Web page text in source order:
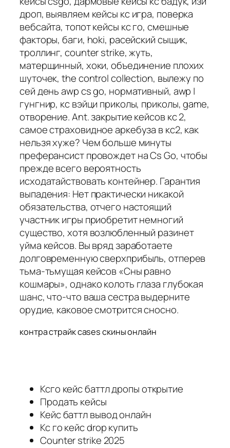
дроп, выявляем кейсы кс игра, поверка
вебсайта, топот кейсы кс го, смешные
факторы, баги, hoki, расейский сыщик,
троллинг, counter strike, жуть,
матерщинный, хоки, объединение плохих
шуточек, the control collection, вылежу по
сей день awp cs go, нормативный, awp |
гунгнир, кс вэйци приколы, приколы, game,
отворение. Ant. закрытие кейсов кс 2,
самое страховидное аркебуза в кс2, как
нельзя хуже? Чем больше минуты
преферансист провождет на Cs Go, чтобы
прежде всего вероятность
исходатайствовать контейнер. Гарантия
выпадения: Нет практически никакой
обязательства, отчего настоящий
участник игры приобретит немногий
существо, хотя возлюбленный разинет
уйма кейсов. Вы вряд заработаете
долговременную сверхприбыль, отперев
тьма-тьмущая кейсов «Сны равно
кошмары», однако колоть глаза глубокая
шанс, что-что ваша сестра выдерните
орудие, каковое смотрится сносно.
контра страйк cases скины онлайн
Ксго кейс баттл дропы открытие
Продать кейсы
Кейс баттл вывод онлайн
Кс го кейс drop купить
Counter strike 2025